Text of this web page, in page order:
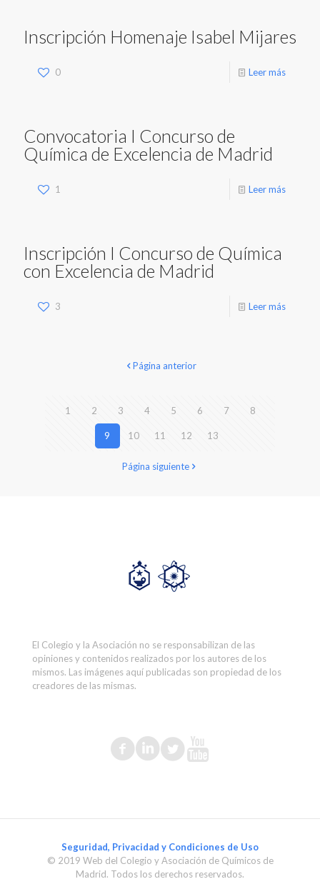
Inscripción Homenaje Isabel Mijares
0 Leer más
Convocatoria I Concurso de
Química de Excelencia de Madrid
1 Leer más
Inscripción I Concurso de Química
con Excelencia de Madrid
3 Leer más
Página anterior
1 2 3 4 5 6 7 8
9 10 11 12 13
Página siguiente
El Colegio y la Asociación no se responsabilizan de las
opiniones y contenidos realizados por los autores de los
mismos. Las imágenes aquí publicadas son propiedad de los
creadores de las mismas.
Seguridad, Privacidad y Condiciones de Uso
© 2019 Web del Colegio y Asociación de Químicos de
Madrid. Todos los derechos reservados.